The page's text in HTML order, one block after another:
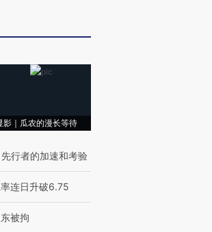
影｜瓜农的漫长等待
行者的加速和考验
连日升破6.75
被拘